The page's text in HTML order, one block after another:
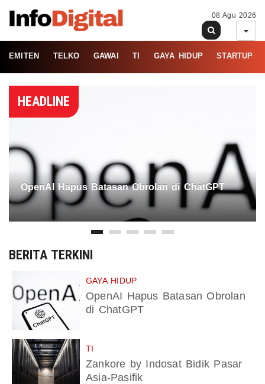
08 Agu 2026
EMITEN TELKO GAWAI TI GAYA HIDUP STARTUP
HEADLINE
OpenAI Hapus Batasan Obrolan di ChatGPT
BERITA TERKINI
GAYA HIDUP
OpenAI Hapus Batasan Obrolan
di ChatGPT
TI
Zankore by Indosat Bidik Pasar
Asia-Pasifik